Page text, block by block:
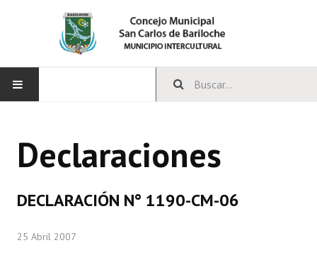
CONCEJO
Declaraciones
DECLARACIÓN N° 1190-CM-06
25 Abril 2007